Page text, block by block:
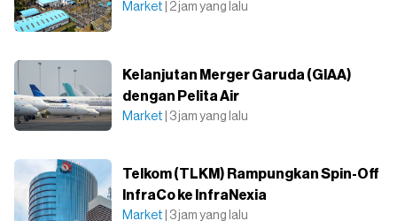
Market | 2 jam yang lalu
Kelanjutan Merger Garuda (GIAA)
dengan Pelita Air
Market | 3 jam yang lalu
Telkom (TLKM) Rampungkan Spin-Off
InfraCo ke InfraNexia
Market | 3 jam yang lalu